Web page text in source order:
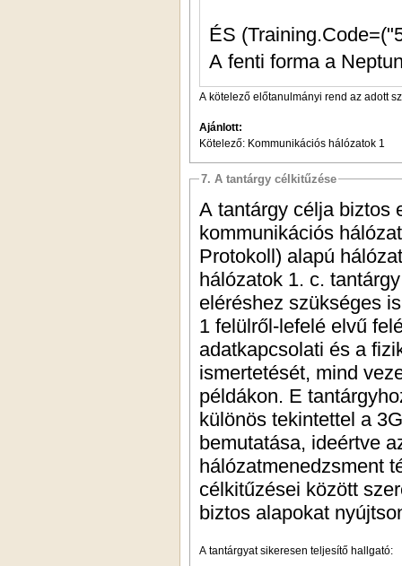
A fenti forma a
A kötelező előtanulmányi rend az adott
Ajánlott:
Kötelező: Kommunikációs hálózatok 1
7. A tantárgy célkitűzése
A tantárgy célja biztos
kommunikációs
Protokoll) alapú
hálózatok 1. c.
eléréshez szükséges
1 felülről-lefelé elvű
adatkapcsolati és a
ismertetését, mind
példákon. E
különös tekintettel a
bemutatása, ideértve
hálózatmenedzsment
célkitűzései között
biztos alapokat
A tantárgyat sikeresen teljesítő hallgató: